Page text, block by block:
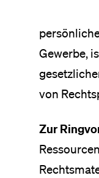
Gewerbe,
von
Zur